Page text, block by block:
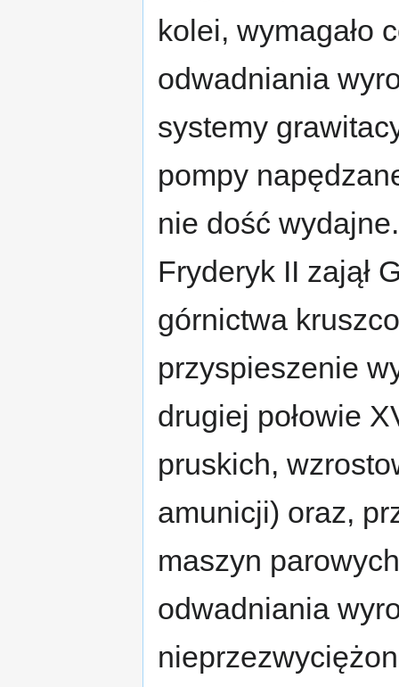
kolei, wymagało
odwadniania
systemy
pompy
nie dość
Fryderyk II zajął
górnictwa
przyspieszenie
drugiej połowie
pruskich,
amunicji) oraz,
maszyn
odwadniania